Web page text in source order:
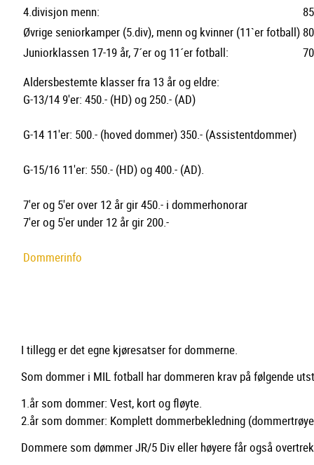
4.divisjon menn:
Øvrige seniorkamper (5.div), menn og kvinner (11`er fotball)
Juniorklassen 17-19 år, 7´er og 11´er fotball:
Aldersbestemte klasser fra 13 år og eldre:
G-13/14 9'er: 450.- (HD) og 250.- (AD)
G-14 11'er: 500.- (hoved dommer) 350.- (Assistentdommer)
G-15/16 11'er: 550.- (HD) og 400.- (AD).
7'er og 5'er over 12 år gir 450.- i dommerhonorar
7'er og 5'er under 12 år gir 200.-
Dommerinfo
I tillegg er det egne kjøresatser for dommerne.
Som dommer i MIL fotball har dommeren krav på følgende
1.år som dommer: Vest, kort og fløyte.
2.år som dommer: Komplett dommerbekledning
Dommere som dømmer JR/5 Div eller høyere får også